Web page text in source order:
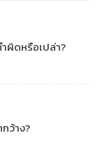
ผิดหรือเปล่า?
ว้าง?